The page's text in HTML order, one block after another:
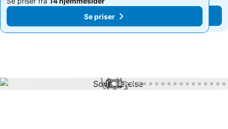
Se priser
Se priser
1 / 33